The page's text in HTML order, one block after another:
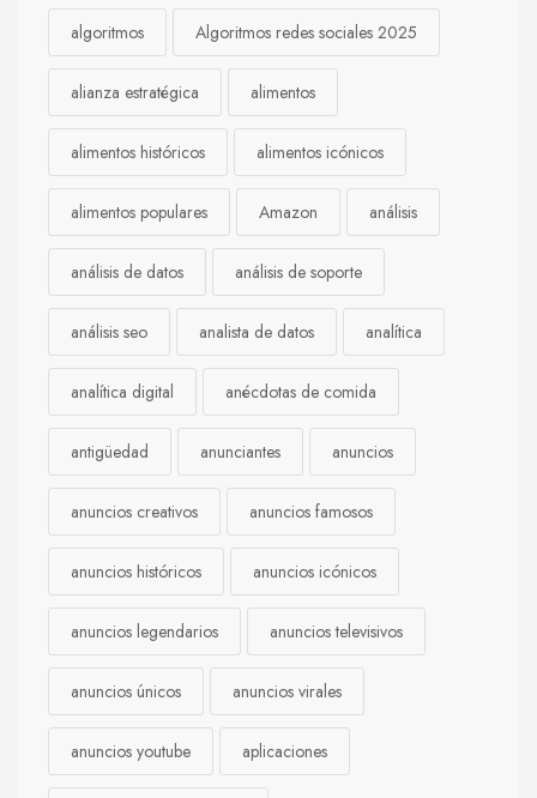
algoritmos Algoritmos redes sociales 2025
alianza estratégica alimentos
alimentos históricos alimentos icónicos
alimentos populares Amazon análisis
análisis de datos análisis de soporte
análisis seo analista de datos analítica
analítica digital anécdotas de comida
antigüedad anunciantes anuncios
anuncios creativos anuncios famosos
anuncios históricos anuncios icónicos
anuncios legendarios anuncios televisivos
anuncios únicos anuncios virales
anuncios youtube aplicaciones